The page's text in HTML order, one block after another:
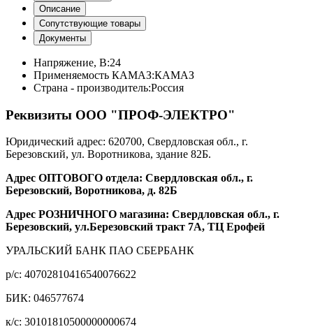
Описание
Сопутствующие товары
Документы
Напряжение, В:24
Применяемость КАМАЗ:КАМАЗ
Страна - производитель:Россия
Реквизиты ООО "ПРОФ-ЭЛЕКТРО"
Юридический адрес: 620700, Свердловская обл., г.
Березовский, ул. Воротникова, здание 82Б.
Адрес ОПТОВОГО отдела: Свердловская обл., г.
Березовский, Воротникова, д. 82Б
Адрес РОЗНИЧНОГО магазина: Свердловская обл., г.
Березовский, ул.Березовский тракт 7А, ТЦ Ерофей
УРАЛЬСКИЙ БАНК ПАО СБЕРБАНК
р/c: 40702810416540076622
БИК: 046577674
к/c: 30101810500000000674